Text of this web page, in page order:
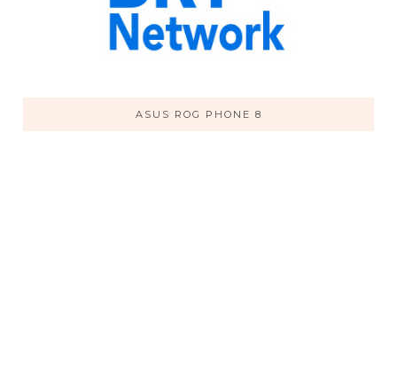
ASUS ROG PHONE 8